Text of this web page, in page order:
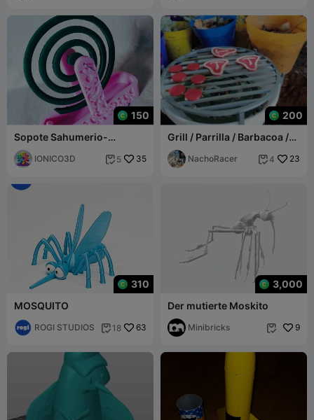
150
Sopote Sahumerio-
Espirale Unterstützung
IONICO3D  5 35
200
Grill / Parrilla / Barbacoa /
Barbacue
Moskitoschutzgitter
NachoRacer  4 23
310
MOSQUITO
ROGI STUDIOS  18 63
3,000
Der mutierte Moskito
Minibricks  9